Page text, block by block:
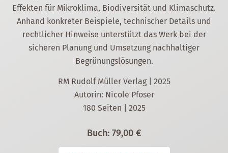
Effekten für Mikroklima, Biodiversität und Klimaschutz.
Anhand konkreter Beispiele, technischer Details und
rechtlicher Hinweise unterstützt das Werk bei der
sicheren Planung und Umsetzung nachhaltiger
Begrünungslösungen.
RM Rudolf Müller Verlag | 2025
Autorin: Nicole Pfoser
180 Seiten | 2025
Buch: 79,00 €